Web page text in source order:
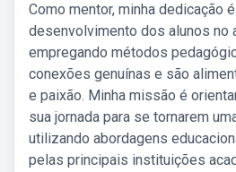
Como mentor, minha dedicação
desenvolvimento dos alunos no
empregando métodos
conexões genuínas e são
e paixão. Minha missão é
sua jornada para se tornarem
utilizando abordagens
pelas principais instituições